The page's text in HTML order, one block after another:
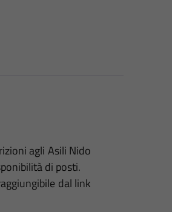
agli Asili Nido
di posti.
dal link